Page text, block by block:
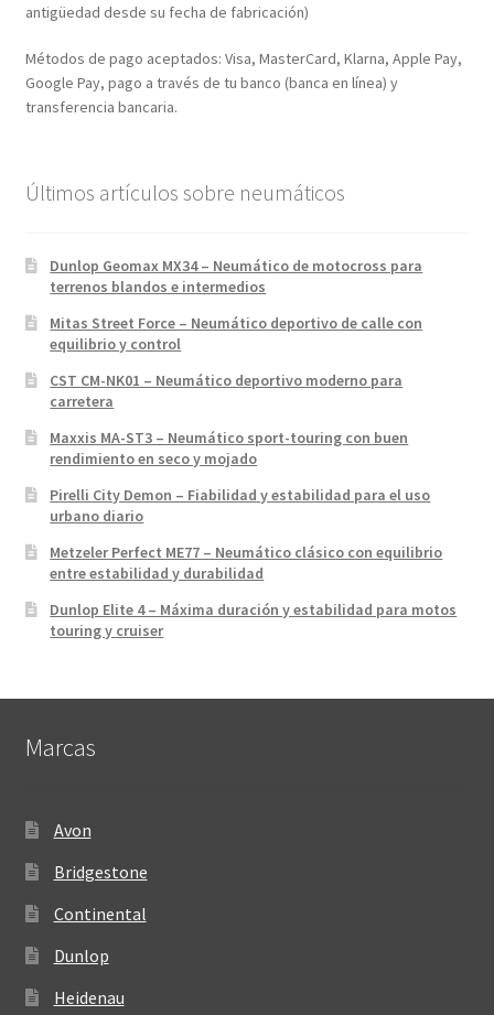
antigüedad desde su fecha de fabricación)
Métodos de pago aceptados: Visa, MasterCard, Klarna, Apple Pay,
Google Pay, pago a través de tu banco (banca en línea) y
transferencia bancaria.
Últimos artículos sobre neumáticos
Dunlop Geomax MX34 – Neumático de motocross para
terrenos blandos e intermedios
Mitas Street Force – Neumático deportivo de calle con
equilibrio y control
CST CM-NK01 – Neumático deportivo moderno para
carretera
Maxxis MA-ST3 – Neumático sport-touring con buen
rendimiento en seco y mojado
Pirelli City Demon – Fiabilidad y estabilidad para el uso
urbano diario
Metzeler Perfect ME77 – Neumático clásico con equilibrio
entre estabilidad y durabilidad
Dunlop Elite 4 – Máxima duración y estabilidad para motos
touring y cruiser
Marcas
Avon
Bridgestone
Continental
Dunlop
Heidenau